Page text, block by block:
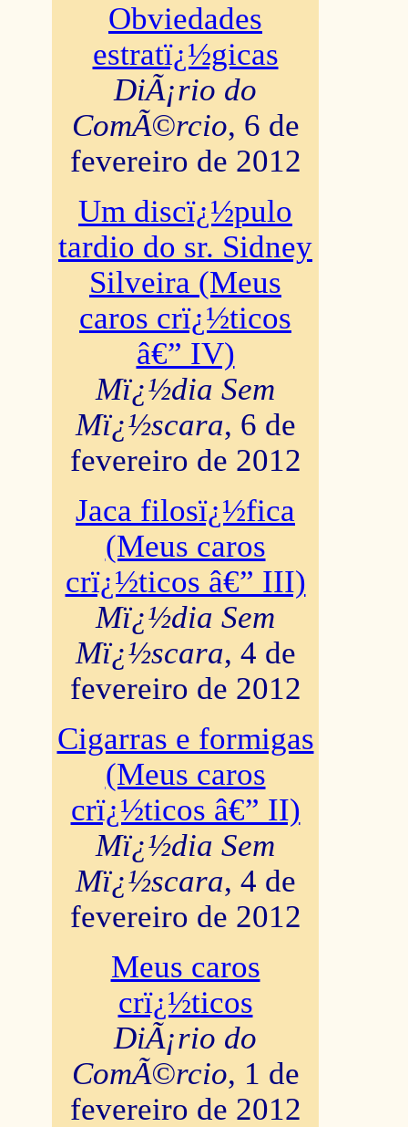
Obviedades
estratï¿½gicas
DiÃ¡rio do
ComÃ©rcio, 6 de
fevereiro de 2012
Um discï¿½pulo
tardio do sr. Sidney
Silveira (Meus
caros crï¿½ticos
â€” IV)
Mï¿½dia Sem
Mï¿½scara, 6 de
fevereiro de 2012
Jaca filosï¿½fica
(Meus caros
crï¿½ticos â€” III)
Mï¿½dia Sem
Mï¿½scara, 4 de
fevereiro de 2012
Cigarras e formigas
(Meus caros
crï¿½ticos â€” II)
Mï¿½dia Sem
Mï¿½scara, 4 de
fevereiro de 2012
Meus caros
crï¿½ticos
DiÃ¡rio do
ComÃ©rcio, 1 de
fevereiro de 2012